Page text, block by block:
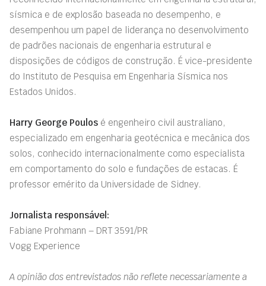
sísmica e de explosão baseada no desempenho, e
desempenhou um papel de liderança no desenvolvimento
de padrões nacionais de engenharia estrutural e
disposições de códigos de construção. É vice-presidente
do Instituto de Pesquisa em Engenharia Sísmica nos
Estados Unidos.
Harry George Poulos é engenheiro civil australiano,
especializado em engenharia geotécnica e mecânica dos
solos, conhecido internacionalmente como especialista
em comportamento do solo e fundações de estacas. É
professor emérito da Universidade de Sidney.
Jornalista responsável:
Fabiane Prohmann – DRT 3591/PR
Vogg Experience
A opinião dos entrevistados não reflete necessariamente a